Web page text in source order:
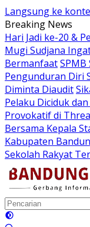
Langsung ke
Breaking News
Hari Jadi ke-20 &
Mugi Sudjana
Bermanfaat
Pengunduran Diri
Diminta Diaudit
Pelaku Diciduk
Provokatif di
Bersama Kepala
Kabupaten
Sekolah Rakyat